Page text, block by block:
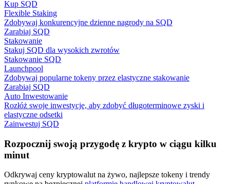
Strategie handlowe
Dowiedz się, jak zachować rentowność
Kup SQD
Flexible Staking
Zdobywaj konkurencyjne dzienne nagrody na SQD
Zarabiaj SQD
Stakowanie
Stakuj SQD dla wysokich zwrotów
Stakowanie SQD
Launchpool
Zdobywaj popularne tokeny przez elastyczne stakowanie
Zarabiaj SQD
Auto Inwestowanie
Rozłóż swoje inwestycje, aby zdobyć długoterminowe zyski i
elastyczne odsetki
Zainwestuj SQD
Rozpocznij swoją przygodę z krypto w ciągu kilku
minut
Odkrywaj ceny kryptowalut na żywo, najlepsze tokeny i trendy